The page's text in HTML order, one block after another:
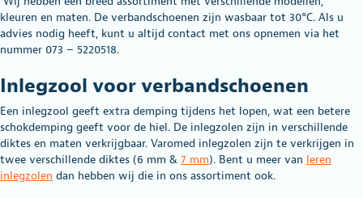
kleuren en maten. De verbandschoenen zijn wasbaar tot 30°C. Als u
advies nodig heeft, kunt u altijd contact met ons opnemen via het
nummer 073 – 5220518.
Inlegzool voor verbandschoenen
Een inlegzool geeft extra demping tijdens het lopen, wat een betere
schokdemping geeft voor de hiel. De inlegzolen zijn in verschillende
diktes en maten verkrijgbaar. Varomed inlegzolen zijn te verkrijgen in
twee verschillende diktes (6 mm & 7 mm). Bent u meer van leren
inlegzolen dan hebben wij die in ons assortiment ook.